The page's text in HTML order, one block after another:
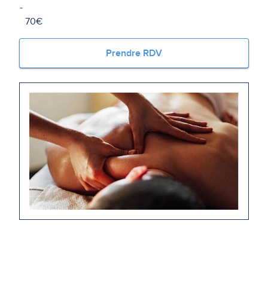
70€
Prendre RDV